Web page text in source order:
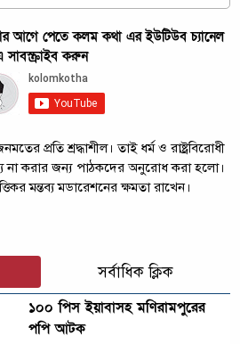
আগে পেতে কলম কথা এর ইউটিউব চ্যানেল
সাবস্ক্রাইব করুন
প্রতি শ্রদ্ধাশীল। তাই ধর্ম ও রাষ্ট্রবিরোধী
না করার জন্য পাঠকদের অনুরোধ করা হলো।
মন্তব্য মডারেশনের ক্ষমতা রাখেন।
সর্বাধিক ক্লিক
১০০ পিস ইয়াবাসহ মণিরামপুরের
পপি আটক